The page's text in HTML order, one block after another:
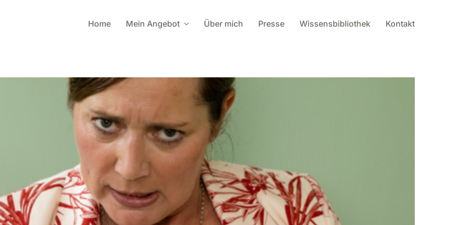
Home Mein Angebot Über mich Presse Wissensbibliothek Kontakt